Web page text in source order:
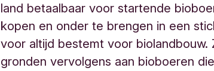
land betaalbaar voor startende
kopen en onder te brengen in een
voor altijd bestemt voor biolandbouw.
gronden vervolgens aan bioboeren